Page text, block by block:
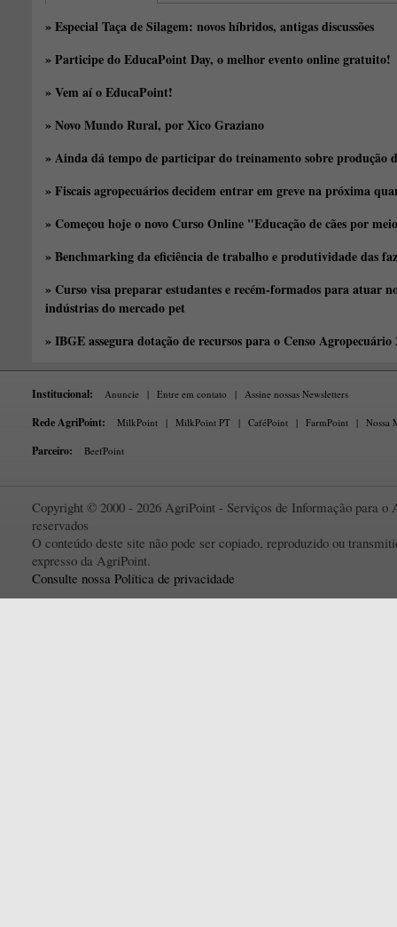
» Especial Taça de Silagem: novos híbridos, antigas discussões
» Participe do EducaPoint Day, o melhor evento online gratuito!
» Vem aí o EducaPoint!
» Novo Mundo Rural, por Xico Graziano
» Ainda dá tempo de participar do treinamento sobre produção
» Fiscais agropecuários decidem entrar em greve na próxima
» Começou hoje o novo Curso Online "Educação de cães por
» Benchmarking da eficiência de trabalho e produtividade das
» Curso visa preparar estudantes e recém-formados para atuar
indústrias do mercado pet
» IBGE assegura dotação de recursos para o Censo Agropecuário
Institucional: Anuncie | Entre em contato | Assine nossas Newsletters
Rede AgriPoint: MilkPoint | MilkPoint PT | CaféPoint | FarmPoint | Nossa
Parceiro: BeefPoint
Copyright © 2000 - 2026 AgriPoint - Serviços de Informação para o
reservados
O conteúdo deste site não pode ser copiado, reproduzido ou
expresso da AgriPoint.
Consulte nossa Política de privacidade